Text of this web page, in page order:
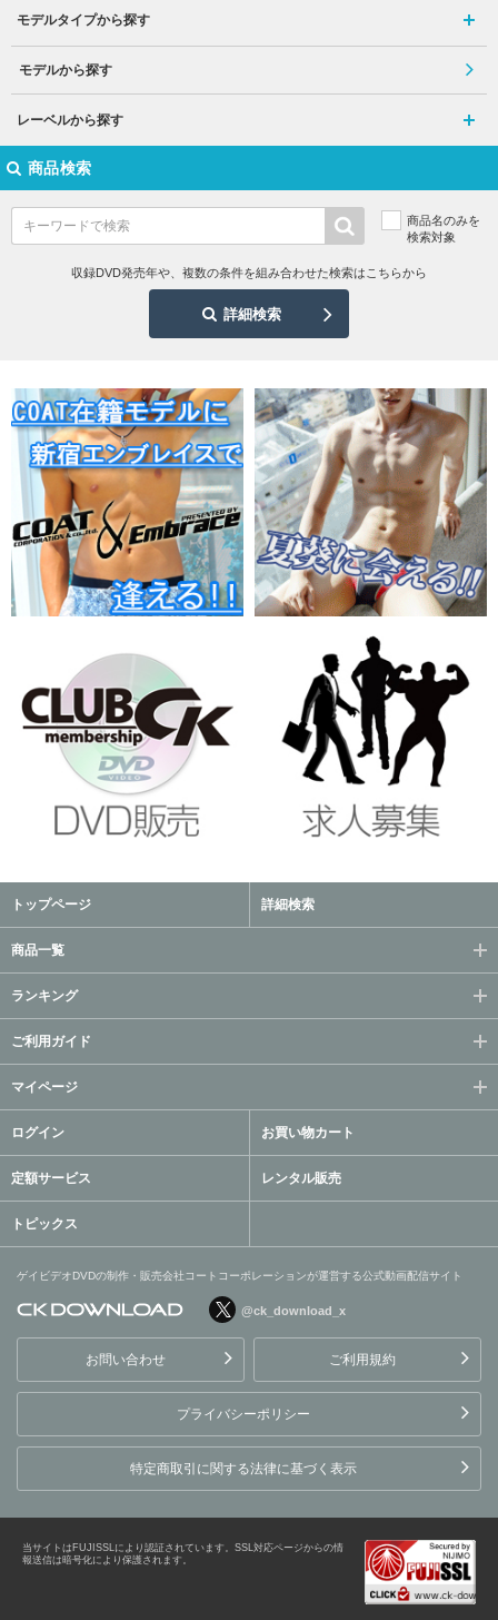
モデルタイプから探す
モデルから探す
レーベルから探す
商品検索
商品名のみを
検索対象
収録DVD発売年や、複数の条件を組み合わせた検索はこちらから
詳細検索
トップページ 詳細検索
商品一覧
ランキング
ご利用ガイド
マイページ
ログイン お買い物カート
定額サービス レンタル販売
トピックス
ゲイビデオDVDの制作・販売会社コートコーポレーションが運営する公式動画配信サイト
ョンが運営する公式動画配
信サイト
@ck_download_x
お問い合わせ ご利用規約
プライバシーポリシー
特定商取引に関する法律に基づく表示
当サイトはFUJISSLにより認証されています。SSL対応ページからの情
報送信は暗号化により保護されます。